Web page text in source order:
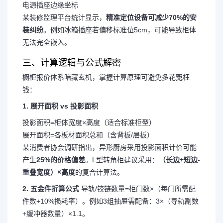
电源插座边缘坐标
某装修监理平台统计显示， 精准定位设备可减少70%的安
装纠纷。例如冰箱插座若偏移标准位5cm，可能导致柜体
无法完全嵌入。
三、计算逻辑与公式解密
橱柜报价体系暗藏玄机，掌握计算原理可避免多花冤枉
钱：
1. 展开面积 vs 投影面积
投影面积=柜体宽度×高度（适合标准柜型）
展开面积=各板材面积总和（含背板/层板）
某消费者协会调研指出，异形厨房采用投影面积计价可能
产生25%的价格偏差。L型转角柜建议采用：
（长边+短边-
重叠宽度）×高度的复合计算法。
2. 五金件折算公式 导轨/铰链数量=柜门数×（每门所需配
件数+10%损耗率）。例如3组抽屉需配备：3×（导轨副数
+缓冲器数量）×1.1。